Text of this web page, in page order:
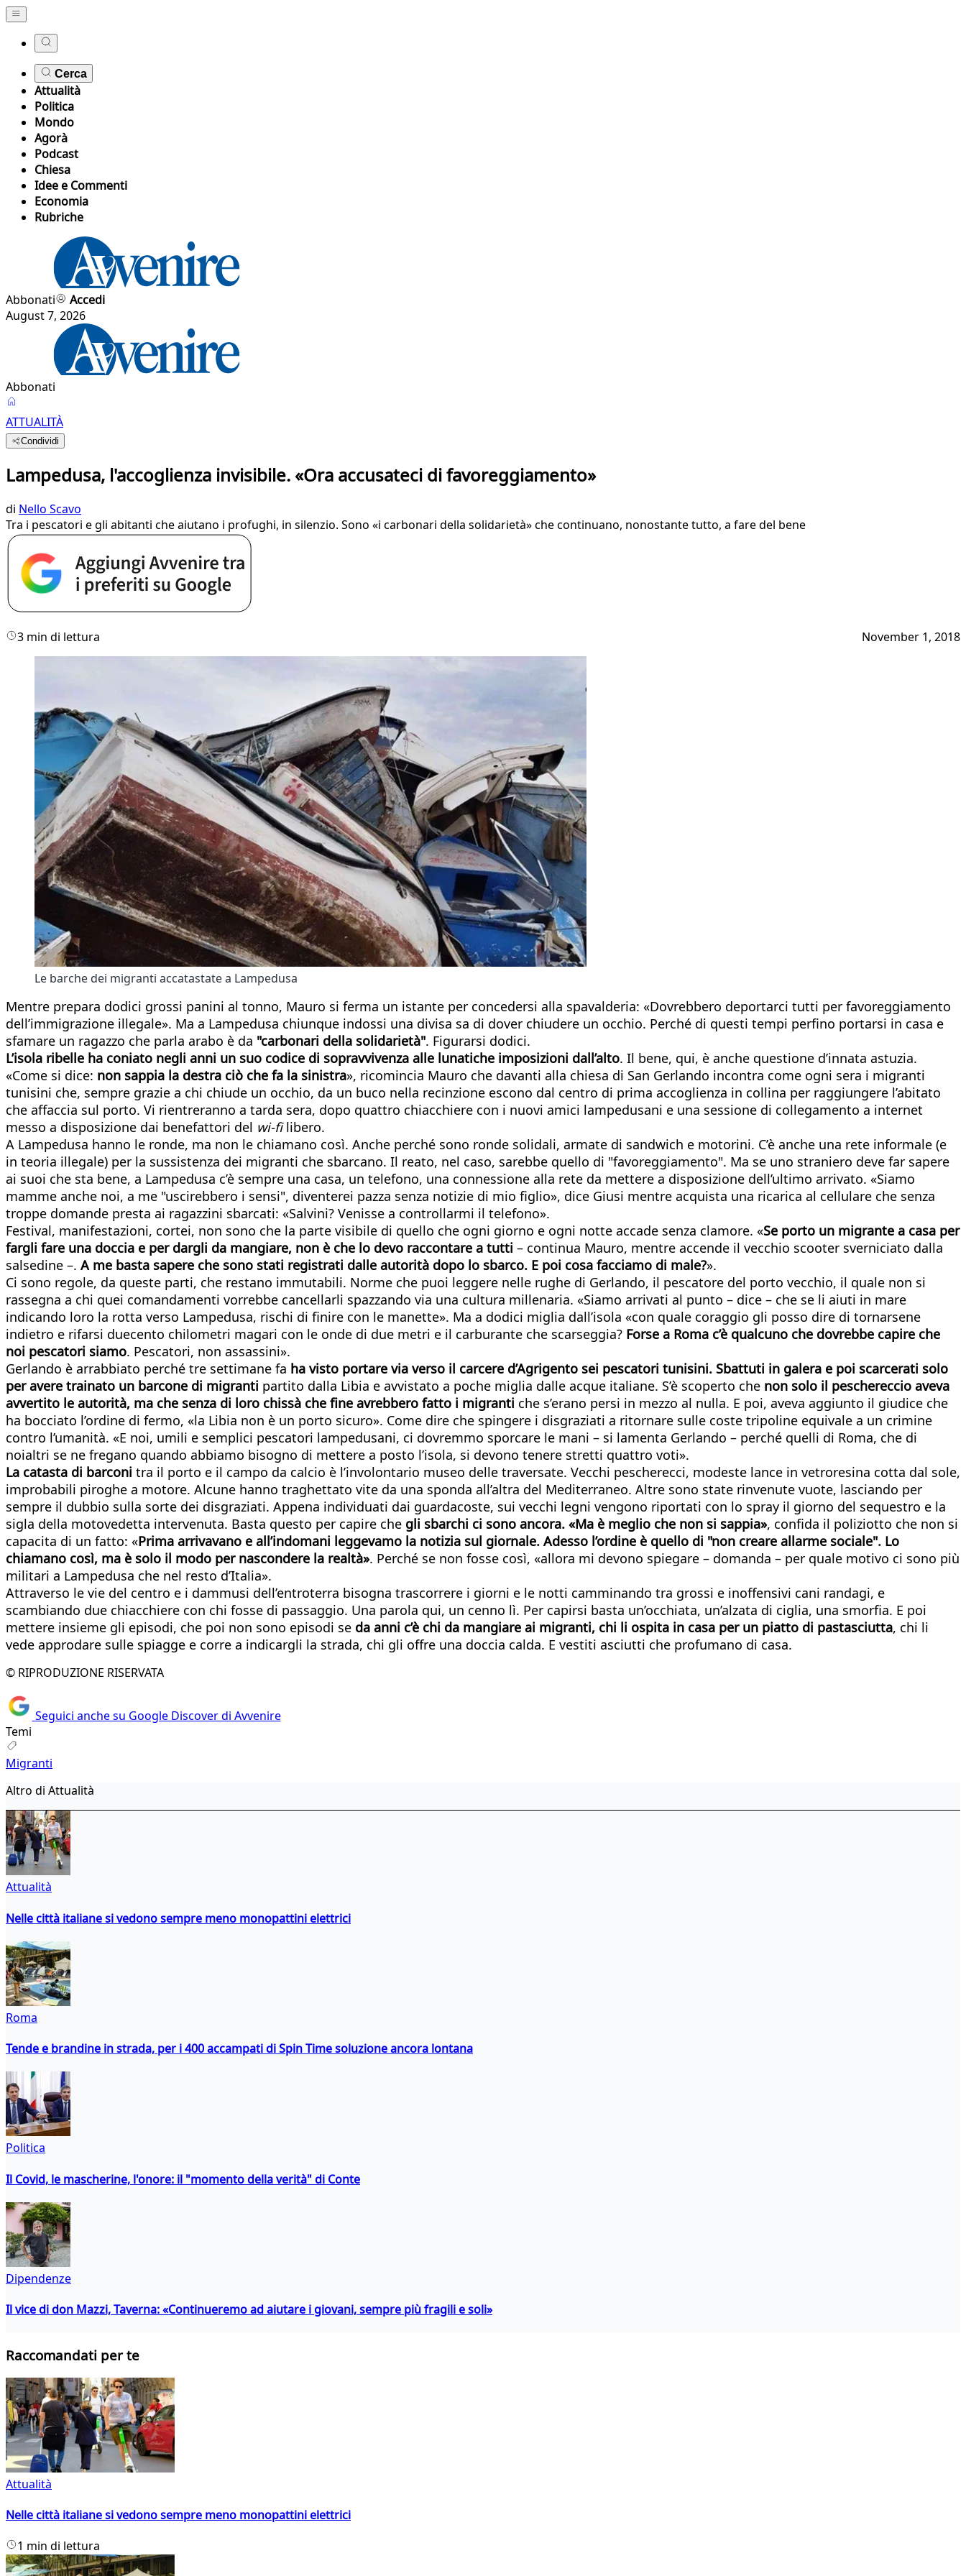
Cerca
Attualità
Politica
Mondo
Agorà
Podcast
Chiesa
Idee e Commenti
Economia
Rubriche
Abbonati
Accedi
August 7, 2026
Abbonati
ATTUALITÀ
Condividi
Lampedusa, l'accoglienza invisibile. «Ora accusateci di favoreggiamento»
di Nello Scavo
Tra i pescatori e gli abitanti che aiutano i profughi, in silenzio. Sono «i carbonari della solidarietà» che continuano, nonostante tutto, a fare del bene
3 min di lettura November 1, 2018
Le barche dei migranti accatastate a Lampedusa
Mentre prepara dodici grossi panini al tonno, Mauro si ferma un istante per concedersi alla spavalderia: «Dovrebbero deportarci tutti per favoreggiamento
dell’immigrazione illegale». Ma a Lampedusa chiunque indossi una divisa sa di dover chiudere un occhio. Perché di questi tempi perfino portarsi in casa e
sfamare un ragazzo che parla arabo è da "carbonari della solidarietà". Figurarsi dodici.
L’isola ribelle ha coniato negli anni un suo codice di sopravvivenza alle lunatiche imposizioni dall’alto. Il bene, qui, è anche questione d’innata astuzia.
«Come si dice: non sappia la destra ciò che fa la sinistra», ricomincia Mauro che davanti alla chiesa di San Gerlando incontra come ogni sera i migranti
tunisini che, sempre grazie a chi chiude un occhio, da un buco nella recinzione escono dal centro di prima accoglienza in collina per raggiungere l’abitato
che affaccia sul porto. Vi rientreranno a tarda sera, dopo quattro chiacchiere con i nuovi amici lampedusani e una sessione di collegamento a internet
messo a disposizione dai benefattori del wi-filibero.
A Lampedusa hanno le ronde, ma non le chiamano così. Anche perché sono ronde solidali, armate di sandwich e motorini. C’è anche una rete informale (e
in teoria illegale) per la sussistenza dei migranti che sbarcano. Il reato, nel caso, sarebbe quello di "favoreggiamento". Ma se uno straniero deve far sapere
ai suoi che sta bene, a Lampedusa c’è sempre una casa, un telefono, una connessione alla rete da mettere a disposizione dell’ultimo arrivato. «Siamo
mamme anche noi, a me "uscirebbero i sensi", diventerei pazza senza notizie di mio figlio», dice Giusi mentre acquista una ricarica al cellulare che senza
troppe domande presta ai ragazzini sbarcati: «Salvini? Venisse a controllarmi il telefono».
Festival, manifestazioni, cortei, non sono che la parte visibile di quello che ogni giorno e ogni notte accade senza clamore. «Se porto un migrante a casa per
fargli fare una doccia e per dargli da mangiare, non è che lo devo raccontare a tutti – continua Mauro, mentre accende il vecchio scooter sverniciato dalla
salsedine –. A me basta sapere che sono stati registrati dalle autorità dopo lo sbarco. E poi cosa facciamo di male?».
Ci sono regole, da queste parti, che restano immutabili. Norme che puoi leggere nelle rughe di Gerlando, il pescatore del porto vecchio, il quale non si
rassegna a chi quei comandamenti vorrebbe cancellarli spazzando via una cultura millenaria. «Siamo arrivati al punto – dice – che se li aiuti in mare
indicando loro la rotta verso Lampedusa, rischi di finire con le manette». Ma a dodici miglia dall’isola «con quale coraggio gli posso dire di tornarsene
indietro e rifarsi duecento chilometri magari con le onde di due metri e il carburante che scarseggia? Forse a Roma c’è qualcuno che dovrebbe capire che
noi pescatori siamo. Pescatori, non assassini».
Gerlando è arrabbiato perché tre settimane fa ha visto portare via verso il carcere d’Agrigento sei pescatori tunisini. Sbattuti in galera e poi scarcerati solo
per avere trainato un barcone di migranti partito dalla Libia e avvistato a poche miglia dalle acque italiane. S’è scoperto che non solo il peschereccio aveva
avvertito le autorità, ma che senza di loro chissà che fine avrebbero fatto i migranti che s’erano persi in mezzo al nulla. E poi, aveva aggiunto il giudice che
ha bocciato l’ordine di fermo, «la Libia non è un porto sicuro». Come dire che spingere i disgraziati a ritornare sulle coste tripoline equivale a un crimine
contro l’umanità. «E noi, umili e semplici pescatori lampedusani, ci dovremmo sporcare le mani – si lamenta Gerlando – perché quelli di Roma, che di
noialtri se ne fregano quando abbiamo bisogno di mettere a posto l’isola, si devono tenere stretti quattro voti».
La catasta di barconi tra il porto e il campo da calcio è l’involontario museo delle traversate. Vecchi pescherecci, modeste lance in vetroresina cotta dal sole,
improbabili piroghe a motore. Alcune hanno traghettato vite da una sponda all’altra del Mediterraneo. Altre sono state rinvenute vuote, lasciando per
sempre il dubbio sulla sorte dei disgraziati. Appena individuati dai guardacoste, sui vecchi legni vengono riportati con lo spray il giorno del sequestro e la
sigla della motovedetta intervenuta. Basta questo per capire che gli sbarchi ci sono ancora. «Ma è meglio che non si sappia», confida il poliziotto che non si
capacita di un fatto: «Prima arrivavano e all’indomani leggevamo la notizia sul giornale. Adesso l’ordine è quello di "non creare allarme sociale". Lo
chiamano così, ma è solo il modo per nascondere la realtà». Perché se non fosse così, «allora mi devono spiegare – domanda – per quale motivo ci sono più
militari a Lampedusa che nel resto d’Italia».
Attraverso le vie del centro e i dammusi dell’entroterra bisogna trascorrere i giorni e le notti camminando tra grossi e inoffensivi cani randagi, e
scambiando due chiacchiere con chi fosse di passaggio. Una parola qui, un cenno lì. Per capirsi basta un’occhiata, un’alzata di ciglia, una smorfia. E poi
mettere insieme gli episodi, che poi non sono episodi se da anni c’è chi da mangiare ai migranti, chi li ospita in casa per un piatto di pastasciutta, chi li
vede approdare sulle spiagge e corre a indicargli la strada, chi gli offre una doccia calda. E vestiti asciutti che profumano di casa.
© RIPRODUZIONE RISERVATA
Seguici anche su Google Discover di Avvenire
Temi
Migranti
Altro di Attualità
Attualità
Nelle città italiane si vedono sempre meno monopattini elettrici
Roma
Tende e brandine in strada, per i 400 accampati di Spin Time soluzione ancora lontana
Politica
Il Covid, le mascherine, l'onore: il "momento della verità" di Conte
Dipendenze
Il vice di don Mazzi, Taverna: «Continueremo ad aiutare i giovani, sempre più fragili e soli»
Raccomandati per te
Attualità
Nelle città italiane si vedono sempre meno monopattini elettrici
1 min di lettura